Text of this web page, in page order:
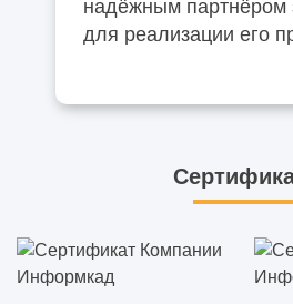
надёжным партнёром
для реализации его